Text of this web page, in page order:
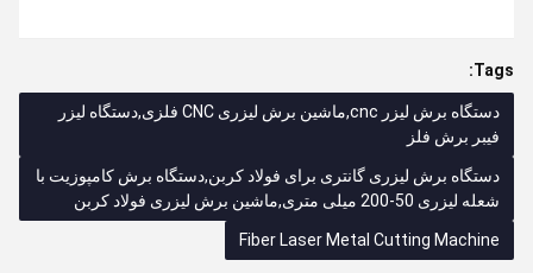
Tags:
دستگاه برش لیزر cnc,ماشین برش لیزری CNC فلزی,دستگاه لیزر
فیبر برش فلز
دستگاه برش لیزری گانتری برای فولاد کربن,دستگاه برش کامپوزیت با
شعله لیزری 50-200 میلی متری,ماشین برش لیزری فولاد کربن
Fiber Laser Metal Cutting Machine